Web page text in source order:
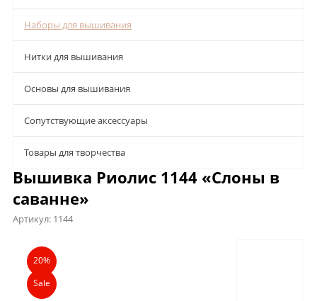
Наборы для вышивания
Нитки для вышивания
Основы для вышивания
Сопутствующие аксессуары
Товары для творчества
Вышивка Риолис 1144 «Слоны в
саванне»
Артикул: 1144
Описание
20%
Sale